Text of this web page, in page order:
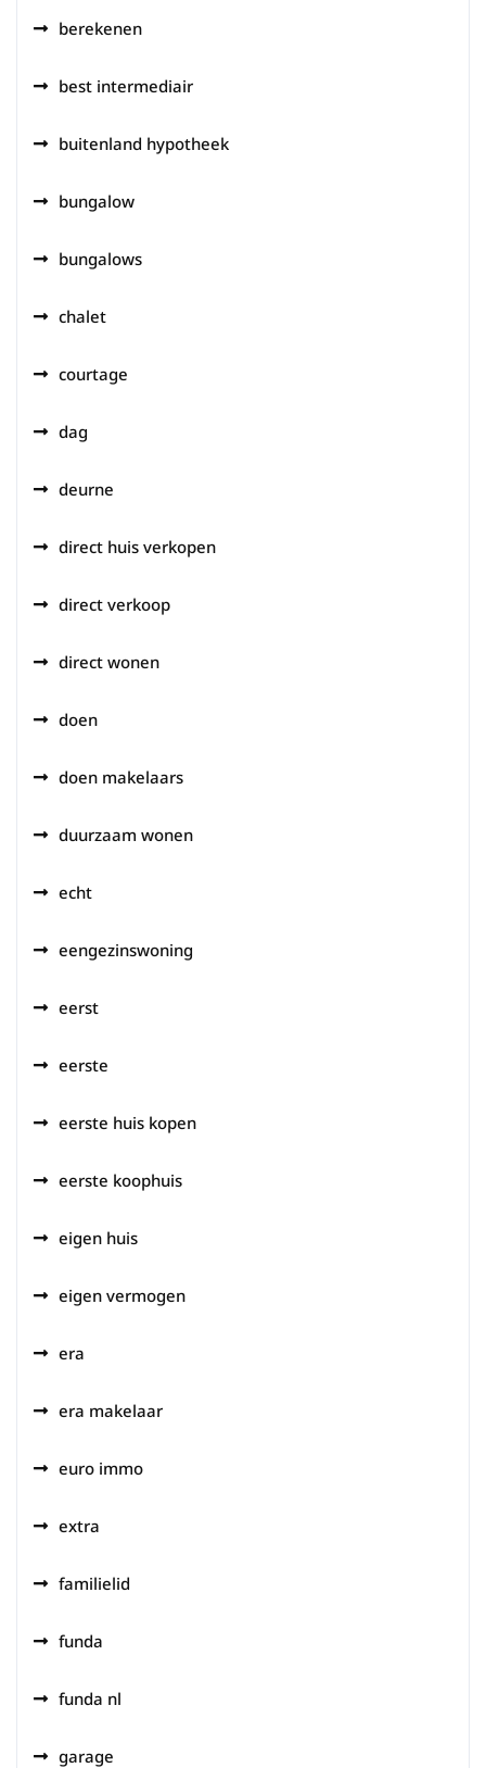
berekenen
best intermediair
buitenland hypotheek
bungalow
bungalows
chalet
courtage
dag
deurne
direct huis verkopen
direct verkoop
direct wonen
doen
doen makelaars
duurzaam wonen
echt
eengezinswoning
eerst
eerste
eerste huis kopen
eerste koophuis
eigen huis
eigen vermogen
era
era makelaar
euro immo
extra
familielid
funda
funda nl
garage